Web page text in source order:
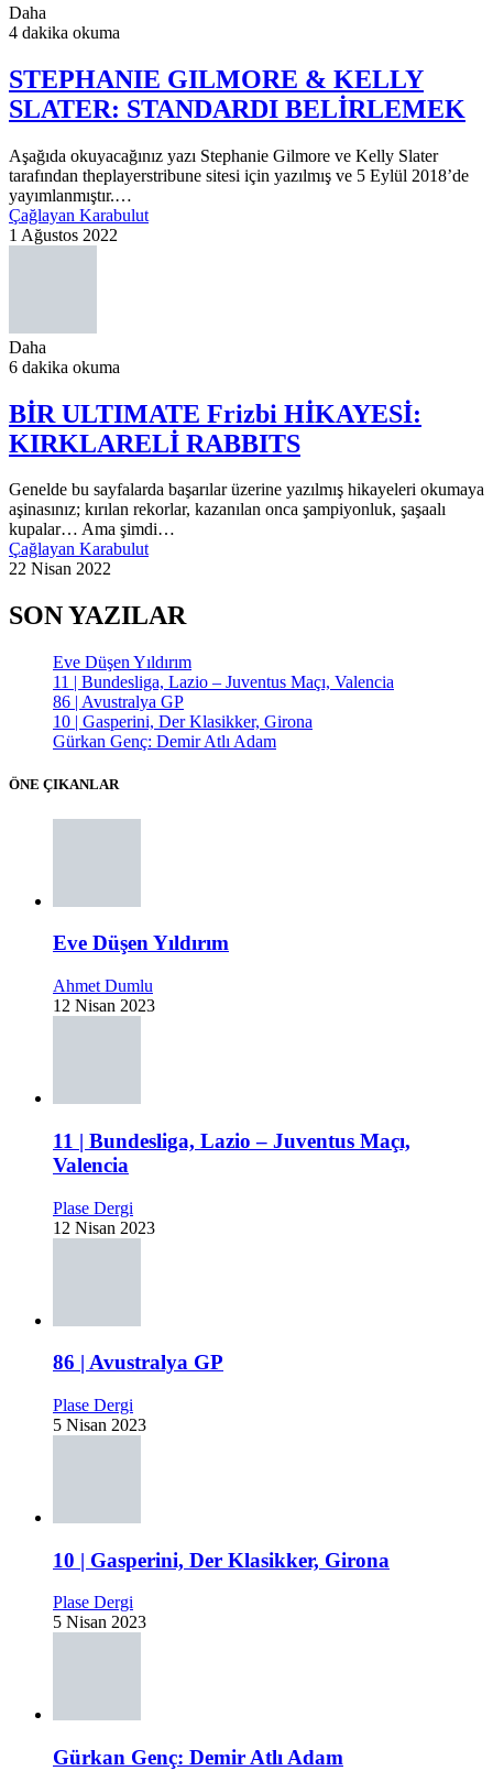
Daha
4 dakika okuma
STEPHANIE GILMORE & KELLY
SLATER: STANDARDI BELİRLEMEK
Aşağıda okuyacağınız yazı Stephanie Gilmore ve Kelly Slater
tarafından theplayerstribune sitesi için yazılmış ve 5 Eylül 2018’de
yayımlanmıştır.…
Çağlayan Karabulut
1 Ağustos 2022
Daha
6 dakika okuma
BİR ULTIMATE Frizbi HİKAYESİ:
KIRKLARELİ RABBITS
Genelde bu sayfalarda başarılar üzerine yazılmış hikayeleri okumaya
aşinasınız; kırılan rekorlar, kazanılan onca şampiyonluk, şaşaalı
kupalar… Ama şimdi…
Çağlayan Karabulut
22 Nisan 2022
SON YAZILAR
Eve Düşen Yıldırım
11 | Bundesliga, Lazio – Juventus Maçı, Valencia
86 | Avustralya GP
10 | Gasperini, Der Klasikker, Girona
Gürkan Genç: Demir Atlı Adam
ÖNE ÇIKANLAR
Eve Düşen Yıldırım
Ahmet Dumlu
12 Nisan 2023
11 | Bundesliga, Lazio – Juventus Maçı,
Valencia
Plase Dergi
12 Nisan 2023
86 | Avustralya GP
Plase Dergi
5 Nisan 2023
10 | Gasperini, Der Klasikker, Girona
Plase Dergi
5 Nisan 2023
Gürkan Genç: Demir Atlı Adam